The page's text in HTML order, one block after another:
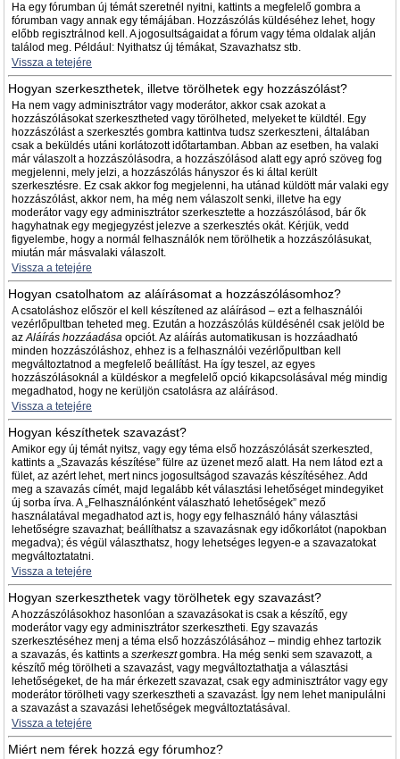
Ha egy fórumban új témát szeretnél nyitni, kattints a megfelelő gombra a
fórumban vagy annak egy témájában. Hozzászólás küldéséhez lehet, hogy
előbb regisztrálnod kell. A jogosultságaidat a fórum vagy téma oldalak alján
találod meg. Például: Nyithatsz új témákat, Szavazhatsz stb.
Vissza a tetejére
Hogyan szerkeszthetek, illetve törölhetek egy hozzászólást?
Ha nem vagy adminisztrátor vagy moderátor, akkor csak azokat a
hozzászólásokat szerkesztheted vagy törölheted, melyeket te küldtél. Egy
hozzászólást a szerkesztés gombra kattintva tudsz szerkeszteni, általában
csak a beküldés utáni korlátozott időtartamban. Abban az esetben, ha valaki
már válaszolt a hozzászólásodra, a hozzászólásod alatt egy apró szöveg fog
megjelenni, mely jelzi, a hozzászólás hányszor és ki által került
szerkesztésre. Ez csak akkor fog megjelenni, ha utánad küldött már valaki egy
hozzászólást, akkor nem, ha még nem válaszolt senki, illetve ha egy
moderátor vagy egy adminisztrátor szerkesztette a hozzászólásod, bár ők
hagyhatnak egy megjegyzést jelezve a szerkesztés okát. Kérjük, vedd
figyelembe, hogy a normál felhasználók nem törölhetik a hozzászólásukat,
miután már másvalaki válaszolt.
Vissza a tetejére
Hogyan csatolhatom az aláírásomat a hozzászólásomhoz?
A csatoláshoz először el kell készítened az aláírásod – ezt a felhasználói
vezérlőpultban teheted meg. Ezután a hozzászólás küldésénél csak jelöld be
azAláírás hozzáadása opciót. Az aláírás automatikusan is hozzáadható
minden hozzászóláshoz, ehhez is a felhasználói vezérlőpultban kell
megváltoztatnod a megfelelő beállítást. Ha így teszel, az egyes
hozzászólásoknál a küldéskor a megfelelő opció kikapcsolásával még mindig
megadhatod, hogy ne kerüljön csatolásra az aláírásod.
Vissza a tetejére
Hogyan készíthetek szavazást?
Amikor egy új témát nyitsz, vagy egy téma első hozzászólását szerkeszted,
kattints a „Szavazás készítése” fülre az üzenet mező alatt. Ha nem látod ezt a
fület, az azért lehet, mert nincs jogosultságod szavazás készítéséhez. Add
meg a szavazás címét, majd legalább két választási lehetőséget mindegyiket
új sorba írva. A „Felhasználónként válaszható lehetőségek” mező
használatával megadhatod azt is, hogy egy felhasználó hány választási
lehetőségre szavazhat; beállíthatsz a szavazásnak egy időkorlátot (napokban
megadva); és végül választhatsz, hogy lehetséges legyen-e a szavazatokat
megváltoztatatni.
Vissza a tetejére
Hogyan szerkeszthetek vagy törölhetek egy szavazást?
A hozzászólásokhoz hasonlóan a szavazásokat is csak a készítő, egy
moderátor vagy egy adminisztrátor szerkesztheti. Egy szavazás
szerkesztéséhez menj a téma első hozzászólásához – mindig ehhez tartozik
a szavazás, és kattints a szerkesztgombra. Ha még senki sem szavazott, a
készítő még törölheti a szavazást, vagy megváltoztathatja a választási
lehetőségeket, de ha már érkezett szavazat, csak egy adminisztrátor vagy egy
moderátor törölheti vagy szerkesztheti a szavazást. Így nem lehet manipulálni
a szavazást a szavazási lehetőségek megváltoztatásával.
Vissza a tetejére
Miért nem férek hozzá egy fórumhoz?